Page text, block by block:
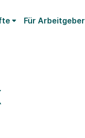
Für Arbeitgeber